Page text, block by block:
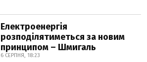
Електроенергія
розподілятиметься за новим
принципом – Шмигаль
6 СЕРПНЯ, 18:23